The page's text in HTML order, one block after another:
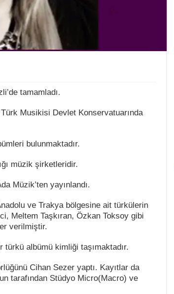
tamamladı.
Musikisi Devlet Konservatuarında
bulunmaktadır.
müzik şirketleridir.
Müzik’ten yayınlandı.
ve Trakya bölgesine ait türkülerin
Meltem Taşkıran, Özkan Toksoy gibi
verilmiştir.
albümü kimliği taşımaktadır.
Cihan Sezer yaptı. Kayıtlar da
tarafından Stüdyo Micro(Macro) ve